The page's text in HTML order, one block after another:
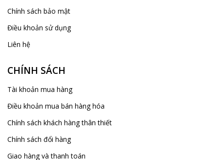
Chính sách bảo mật
Điều khoản sử dụng
Liên hệ
CHÍNH SÁCH
Tài khoản mua hàng
Điều khoản mua bán hàng hóa
Chính sách khách hàng thân thiết
Chính sách đổi hàng
Giao hàng và thanh toán